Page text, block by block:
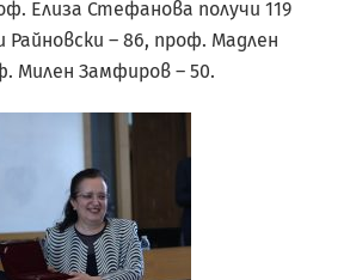
Елиза Стефанова получи 119
Райновски – 86, проф. Мадлен
Милен Замфиров – 50.